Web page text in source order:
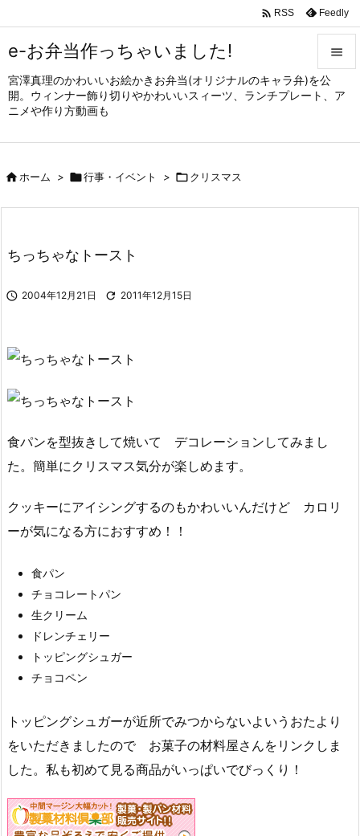
e-お弁当作っちゃいました!
宮澤真理のかわいいお絵かきお弁当(オリジナルのキャラ弁)を公
開。ウィンナー飾り切りやかわいいスィーツ、ランチプレート、ア
ニメや作り方動画も


メニュ
サイド

 RSS Feedly
ホーム > 行事・イベント > クリスマス
ちっちゃなトースト
 2004年12月21日  2011年12月15日
食パンを型抜きして焼いて デコレーションしてみまし
た。簡単にクリスマス気分が楽しめます。
クッキーにアイシングするのもかわいいんだけど カロリ
ーが気になる方におすすめ！！
食パン
チョコレートパン
生クリーム
ドレンチェリー
トッピングシュガー
チョコペン
トッピングシュガーが近所でみつからないよいうおたより
をいただきましたので お菓子の材料屋さんをリンクしま
した。私も初めて見る商品がいっぱいでびっくり！